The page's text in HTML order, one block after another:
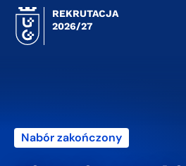
REKRUTACJA
2026/27
Nabór zakończony